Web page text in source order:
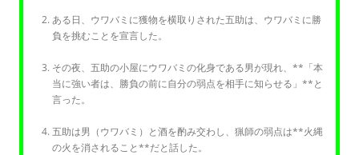
ある日、ウワバミに獲物を横取りされた五助は、ウワバミに勝
負を挑むことを宣言した。
その夜、五助の小屋にウワバミの化身である男が現れ、**「本
当に強い者は、勝負の前に自分の弱点を相手に知らせる」**と
言った。
五助は男（ウワバミ）と酒を酌み交わし、猟師の弱点は**火縄
の火を消されること**だと話した。